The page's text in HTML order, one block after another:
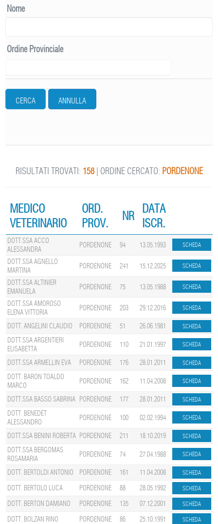
Nome
Ordine Provinciale
CERCA ANNULLA
RISULTATI TROVATI: 158| ORDINE CERCATO: PORDENONE
MEDICO
VETERINARIO
ORD.
PROV.
NR DATA
ISCR.
DOTT.SSA ACCO
ALESSANDRA
PORDENONE 94
13.05.1993
DOTT.SSA AGNELLO
MARTINA
PORDENONE 241
15.12.2025
DOTT.SSA ALTINIER
EMANUELA
PORDENONE 75
13.05.1988
DOTT.SSA AMOROSO
ELENA VITTORIA
PORDENONE 203 29.12.2016
DOTT. ANGELINI CLAUDIO PORDENONE 51
26.06.1981
DOTT.SSA ARGENTIERI
ELISABETTA
PORDENONE 110 21.01.1997
DOTT.SSA ARMELLIN EVA PORDENONE 176
28.01.2011
DOTT. BARON TOALDO
MARCO
PORDENONE 162 11.04.2008
DOTT.SSA BASSO SABRINA PORDENONE 177
28.01.2011
DOTT. BENEDET
ALESSANDRO
PORDENONE 100 02.02.1994
DOTT.SSA BENINI ROBERTA PORDENONE 211
18.10.2019
DOTT.SSA BERGOMAS
ROSAMARIA
PORDENONE 74 27.04.1988
DOTT. BERTOLDI ANTONIO PORDENONE 161
11.04.2008
DOTT. BERTOLO LUCA
PORDENONE 88
28.05.1992
DOTT. BERTON DAMIANO
PORDENONE 135
07.12.2001
DOTT. BOLZAN RINO
PORDENONE 86
25.10.1991